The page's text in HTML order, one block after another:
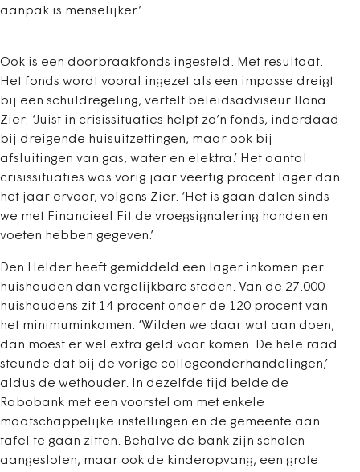
aanpak is menselijker.’
Ook is een doorbraakfonds ingesteld. Met resultaat.
Het fonds wordt vooral ingezet als een impasse dreigt
bij een schuldregeling, vertelt beleidsadviseur Ilona
Zier: ‘Juist in crisissituaties helpt zo’n fonds, inderdaad
bij dreigende huisuitzettingen, maar ook bij
afsluitingen van gas, water en elektra.’ Het aantal
crisissituaties was vorig jaar veertig procent lager dan
het jaar ervoor, volgens Zier. ‘Het is gaan dalen sinds
we met Financieel Fit de vroegsignalering handen en
voeten hebben gegeven.’
Den Helder heeft gemiddeld een lager inkomen per
huishouden dan vergelijkbare steden. Van de 27.000
huishoudens zit 14 procent onder de 120 procent van
het minimuminkomen. ‘Wilden we daar wat aan doen,
dan moest er wel extra geld voor komen. De hele raad
steunde dat bij de vorige collegeonderhandelingen,’
aldus de wethouder. In dezelfde tijd belde de
Rabobank met een voorstel om met enkele
maatschappelijke instellingen en de gemeente aan
tafel te gaan zitten. Behalve de bank zijn scholen
aangesloten, maar ook de kinderopvang, een grote